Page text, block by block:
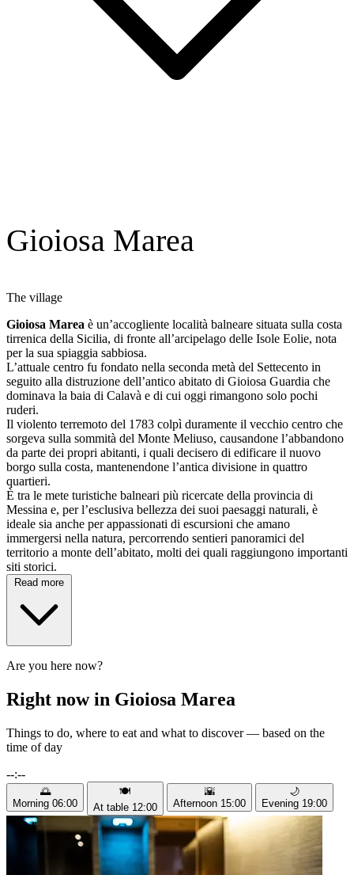
Gioiosa Marea
The village
Gioiosa Marea è un’accogliente località balneare situata sulla costa
tirrenica della Sicilia, di fronte all’arcipelago delle Isole Eolie, nota
per la sua spiaggia sabbiosa.
L’attuale centro fu fondato nella seconda metà del Settecento in
seguito alla distruzione dell’antico abitato di Gioiosa Guardia che
dominava la baia di Calavà e di cui oggi rimangono solo pochi
ruderi.
Il violento terremoto del 1783 colpì duramente il vecchio centro che
sorgeva sulla sommità del Monte Meliuso, causandone l’abbandono
da parte dei propri abitanti, i quali decisero di edificare il nuovo
borgo sulla costa, mantenendone l’antica divisione in quattro
quartieri.
È tra le mete turistiche balneari più ricercate della provincia di
Messina e, per l’esclusiva bellezza dei suoi paesaggi naturali, è
ideale sia anche per appassionati di escursioni che amano
immergersi nella natura, percorrendo sentieri panoramici del
territorio a monte dell’abitato, molti dei quali raggiungono importanti
siti storici.
Read more
Are you here now?
Right now in Gioiosa Marea
Things to do, where to eat and what to discover — based on the
time of day
--:--
🌅
Morning 06:00
🍽️
At table 12:00
🌇
Afternoon 15:00
🌙
Evening 19:00